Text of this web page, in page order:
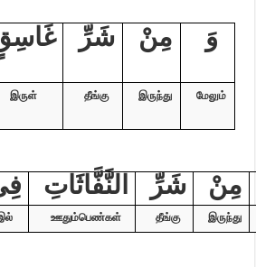
شَرِّ مِنْ وَ
இருள் தீங்கு இருந்து மேலும்
النَّفَّاثَاتِ شَرِّ مِنْ
ஊதும்பெண்கள் தீங்கு இருந்து